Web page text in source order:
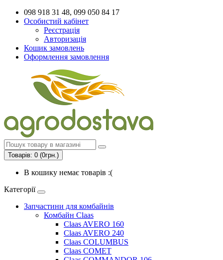
098 918 31 48, 099 050 84 17
Особистий кабінет
Реєстрація
Авторизація
Кошик замовлень
Оформлення замовлення
Товарів: 0 (0грн.)
В кошику немає товарів :(
Категорії
Запчастини для комбайнів
Комбайн Claas
Claas AVERO 160
Claas AVERO 240
Claas COLUMBUS
Claas COMET